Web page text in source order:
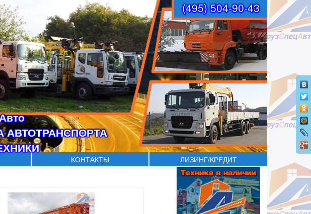
АВТОТРАНСПОРТА
(495) 504-90-43
КОНТАКТЫ ЛИЗИНГ/КРЕДИТ